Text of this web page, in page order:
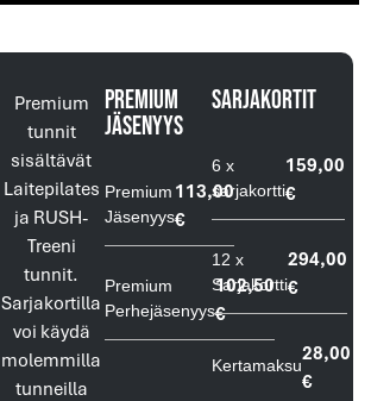
Premium
tunnit
sisältävät
Laitepilates
ja RUSH-
Treeni
tunnit.
Sarjakortilla
voi käydä
molemmilla
tunneilla
Premium
jäsenyys
Premium
Jäsenyys
113,00
€
Premium
Perhejäsenyys
102,50
€
Sarjakortit
6 x
sarjakortti
159,00
€
12 x
Sarjakortti
294,00
€
Kertamaksu
28,00
€